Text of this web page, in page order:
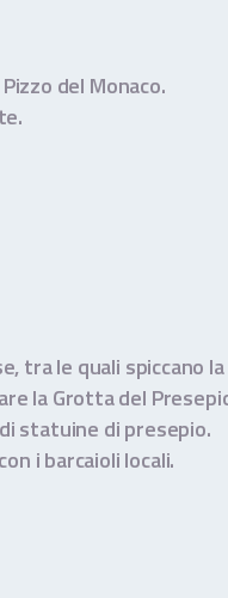
del Monaco.
tra le quali spiccano
la Grotta del
statuine di presepio.
i barcaioli locali.